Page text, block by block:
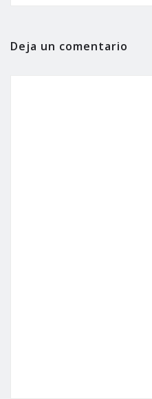
Deja un comentario